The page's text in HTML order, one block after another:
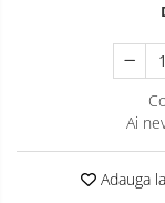
Ai
Adauga